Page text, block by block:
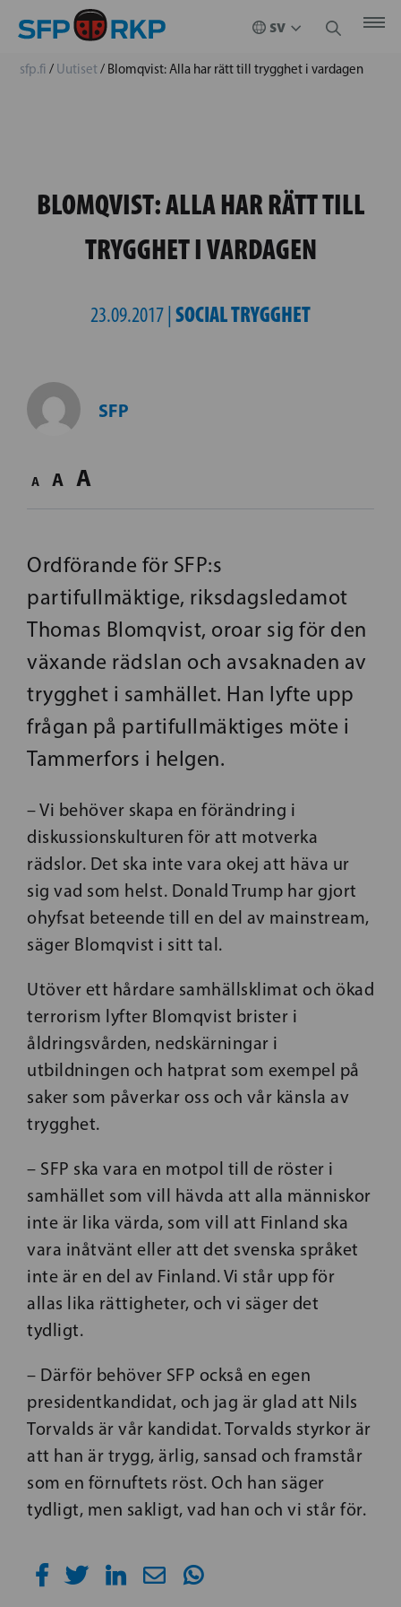
sfp.fi / Uutiset/ Blomqvist: Alla har rätt till trygghet i vardagen
BLOMQVIST: ALLA HAR RÄTT TILL
TRYGGHET I VARDAGEN
23.09.2017 | SOCIAL TRYGGHET
SFP
A A A
Ordförande för SFP:s
partifullmäktige, riksdagsledamot
Thomas Blomqvist, oroar sig för den
växande rädslan och avsaknaden av
trygghet i samhället. Han lyfte upp
frågan på partifullmäktiges möte i
Tammerfors i helgen.
– Vi behöver skapa en förändring i
diskussionskulturen för att motverka
rädslor. Det ska inte vara okej att häva ur
sig vad som helst. Donald Trump har gjort
ohyfsat beteende till en del av mainstream,
säger Blomqvist i sitt tal.
Utöver ett hårdare samhällsklimat och ökad
terrorism lyfter Blomqvist brister i
åldringsvården, nedskärningar i
utbildningen och hatprat som exempel på
saker som påverkar oss och vår känsla av
trygghet.
– SFP ska vara en motpol till de röster i
samhället som vill hävda att alla människor
inte är lika värda, som vill att Finland ska
vara inåtvänt eller att det svenska språket
inte är en del av Finland. Vi står upp för
allas lika rättigheter, och vi säger det
tydligt.
– Därför behöver SFP också en egen
presidentkandidat, och jag är glad att Nils
Torvalds är vår kandidat. Torvalds styrkor är
att han är trygg, ärlig, sansad och framstår
som en förnuftets röst. Och han säger
tydligt, men sakligt, vad han och vi står för.